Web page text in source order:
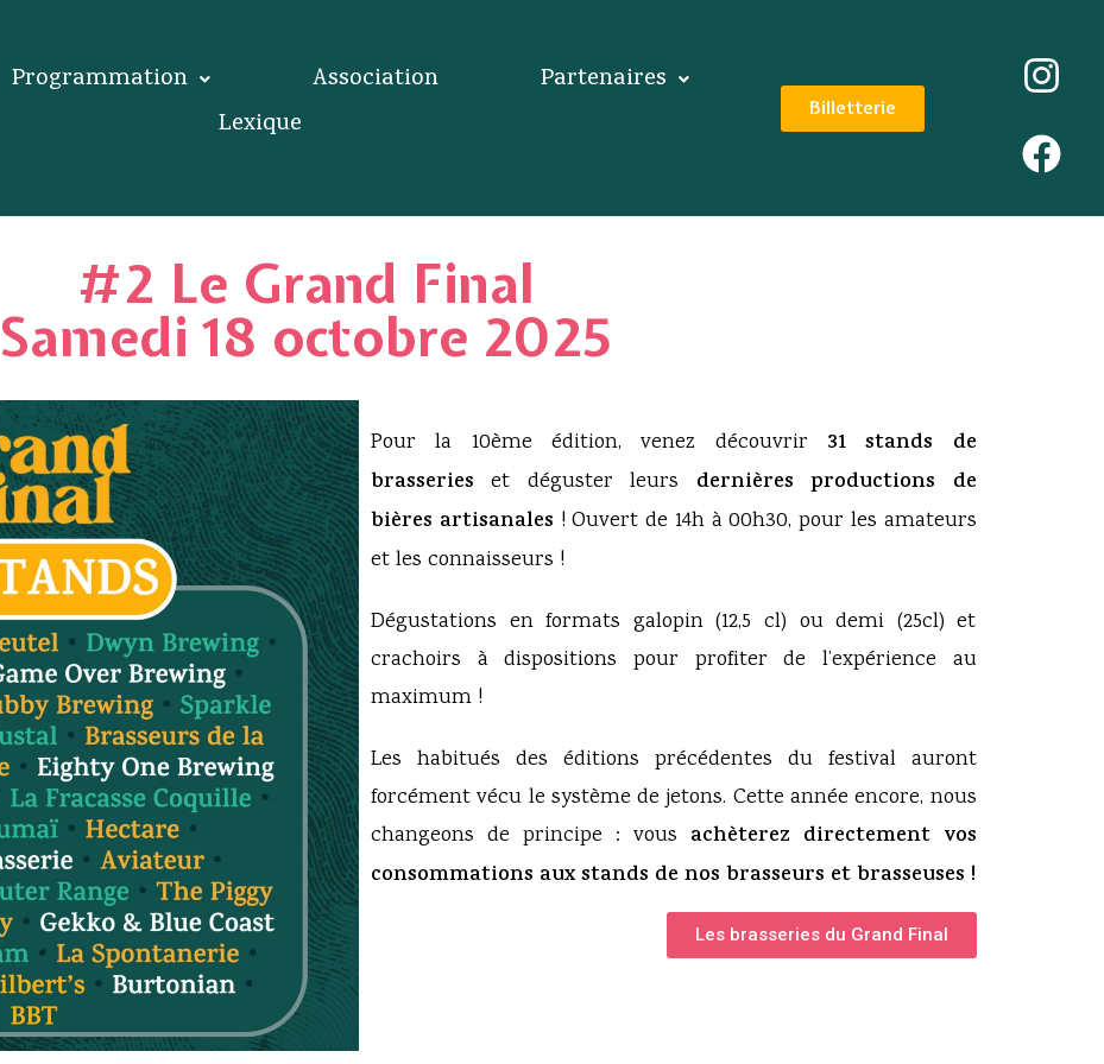
Programmation Association
Partenaires
Lexique
Billetterie
#2 Le Grand Final
Samedi 18 octobre 2025
Pour la 10ème édition, venez découvrir 31stands de
brasseries et déguster leurs dernières productions de
bières artisanales ! Ouvert de 14h à 00h30, pour les amateurs
et les connaisseurs !
Dégustations en formats galopin (12,5 cl) ou demi (25cl) et
crachoirs à dispositions pour profiter de l’expérience au
maximum !
Les habitués des éditions précédentes du festival auront
forcément vécu le système de jetons. Cette année encore, nous
changeons de principe : vous achèterez directement vos
consommations aux stands de nos brasseurs et brasseuses !
Les brasseries du Grand Final